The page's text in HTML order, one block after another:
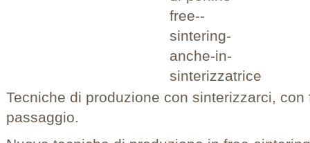
Tecniche di produzione con sinterizzarci,
passaggio.